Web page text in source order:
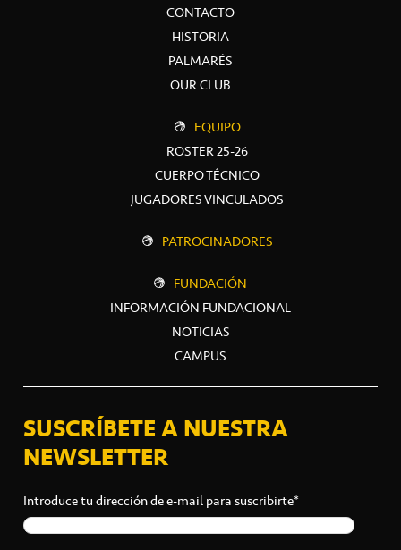
CONTACTO
HISTORIA
PALMARÉS
OUR CLUB
EQUIPO
ROSTER 25-26
CUERPO TÉCNICO
JUGADORES VINCULADOS
PATROCINADORES
FUNDACIÓN
INFORMACIÓN FUNDACIONAL
NOTICIAS
CAMPUS
SUSCRÍBETE A NUESTRA
NEWSLETTER
Introduce tu dirección de e-mail para suscribirte*